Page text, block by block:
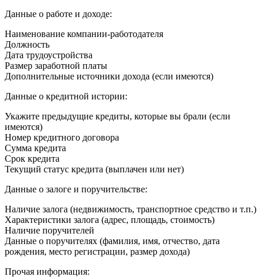
Данные о работе и доходе:
Наименование компании-работодателя
Должность
Дата трудоустройства
Размер заработной платы
Дополнительные источники дохода (если имеются)
Данные о кредитной истории:
Укажите предыдущие кредиты, которые вы брали (если
имеются)
Номер кредитного договора
Сумма кредита
Срок кредита
Текущий статус кредита (выплачен или нет)
Данные о залоге и поручительстве:
Наличие залога (недвижимость, транспортное средство и т.п.)
Характеристики залога (адрес, площадь, стоимость)
Наличие поручителей
Данные о поручителях (фамилия, имя, отчество, дата
рождения, место регистрации, размер дохода)
Прочая информация: